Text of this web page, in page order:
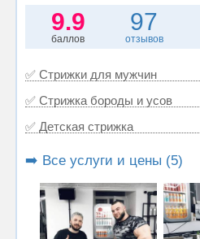
9.9
баллов
97
отзывов
✅ Стрижки для мужчин
✅ Стрижка бороды и усов
✅ Детская стрижка
➡️ Все услуги и цены (5)